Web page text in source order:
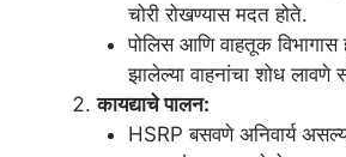
चोरी रोखण्यास मदत होते.
पोलिस आणि वाहतूक विभागास
झालेल्या वाहनांचा शोध लावणे
कायद्याचे पालन:
HSRP बसवणे अनिवार्य